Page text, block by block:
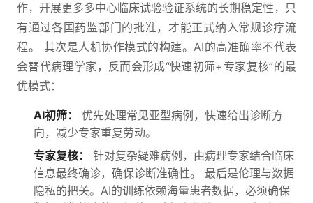
作，开展更多多中心临床试验验证系统的长期稳定性，只
有通过各国药监部门的批准，才能正式纳入常规诊疗流
程。 其次是人机协作模式的构建。AI的高准确率不代表
会替代病理学家，反而会形成“快速初筛+专家复核”的最
优模式：
AI初筛：
优先处理常见亚型病例，快速给出诊断方
向，减少专家重复劳动。
专家复核：
针对复杂疑难病例，由病理专家结合临床
信息最终确诊，确保诊断准确性。 最后是伦理与数据
隐私的把关。AI的训练依赖海量患者数据，必须确保